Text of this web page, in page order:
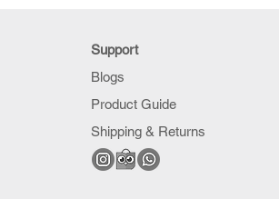
Support
Blogs
Product Guide
Shipping & Returns